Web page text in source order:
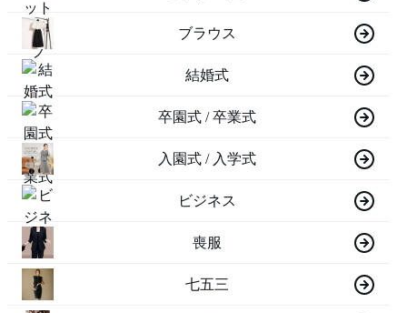
ブラウス
結婚式
卒園式 / 卒業式
入園式 / 入学式
ビジネス
喪服
七五三